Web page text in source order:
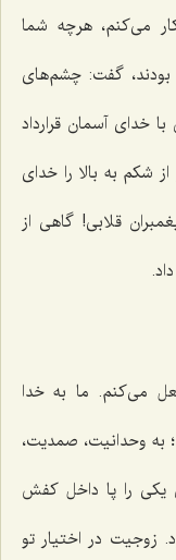
می‌کنم، هرچه شما
بودند، گفت: چشم‌های
خدای آسمان قرارداد
شکم به بالا را خدای
قلابی! گاهی از
می‌کنم. ما به خدا
به وحدانیت، صمدیت،
یکی را پا داخل کفش
زوجیت در اختیار تو